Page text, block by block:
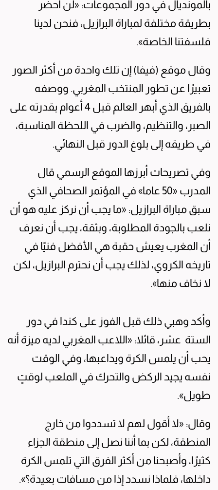
بالمونديال في دور المجموعات: «لن أحضّر
بطريقة مختلفة لمباراة البرازيل، فنحن لدينا
فلسفتنا الخاصة».
وقال موقع (فيفا) إن تلك واحدة من أكثر الصور
تعبيرًا عن تطور المنتخب المغربي. ووصفه
بالفريق الذي أبهر العالم قبل 4 أعوام بقدرته على
الصبر، والتنظيم، والضرب في اللحظة المناسبة،
في طريقه إلى بلوغ الدور قبل النهائي.
وفي تصريحات أبرزها الموقع الرسمي قال
المدرب «50 عاما» في المؤتمر الصحافي الذي
سبق مباراة البرازيل: «ما يجب أن نركز عليه هو أن
نلعب بالجودة المطلوبة، وبثقة، يجب أن نعرف
أن المغرب يعيش حقبة هي الأفضل فنيًا في
تاريخه الكروي، لذلك يجب أن نحترم البرازيل، لكن
لا نخاف منها».
وأكد وهبي ذلك قبل الفوز على كندا في دور
الستة عشر، قائلا: «اللاعب المغربي لديه ميزة أنه
يحب أن يلمس الكرة ويداعبها، وفي الوقت
نفسه يجيد الركض والتحرك في الملعب لوقتٍ
طويل».
وقال: «لا أقول لهم لا تسددوا من خارج
المنطقة، لكن بما أننا نصل إلى منطقة الجزاء
كثيرًا، وأصبحنا من أكثر الفرق التي تلمس الكرة
داخلها، فلماذا نسدد إذا من مسافات بعيدة؟».